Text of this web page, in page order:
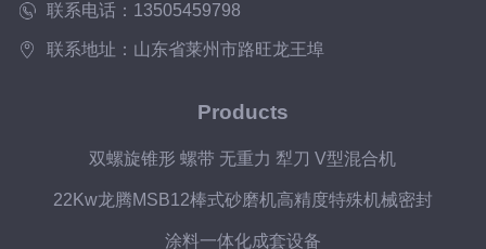
联系电话：13505459798
联系地址：山东省莱州市路旺龙王埠
Products
双螺旋锥形 螺带 无重力 犁刀 V型混合机
22Kw龙腾MSB12棒式砂磨机高精度特殊机械密封
涂料一体化成套设备